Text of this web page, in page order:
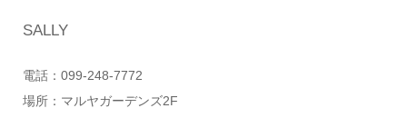
SALLY
電話：099-248-7772
場所：マルヤガーデンズ2F